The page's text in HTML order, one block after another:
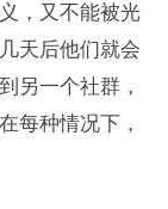
，又不能被光
天后他们就会
另一个社群，
每种情况下，